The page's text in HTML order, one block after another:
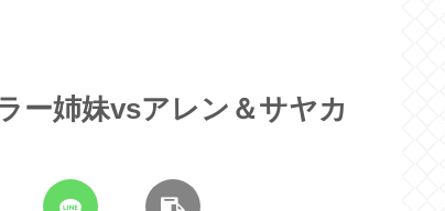
ー姉妹vsアレン＆サヤカ